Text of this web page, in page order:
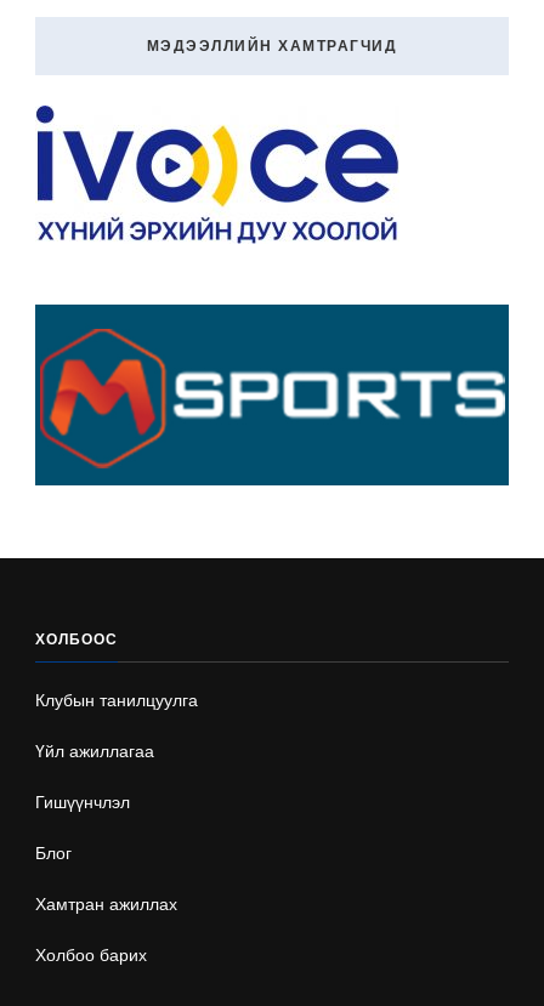
МЭДЭЭЛЛИЙН ХАМТРАГЧИД
ХОЛБООС
Клубын танилцуулга
Үйл ажиллагаа
Гишүүнчлэл
Блог
Хамтран ажиллах
Холбоо барих